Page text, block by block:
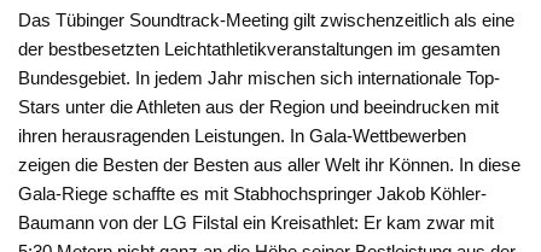
Das Tübinger Soundtrack-Meeting gilt zwischenzeitlich als eine
der bestbesetzten Leichtathletikveranstaltungen im gesamten
Bundesgebiet. In jedem Jahr mischen sich internationale Top-
Stars unter die Athleten aus der Region und beeindrucken mit
ihren herausragenden Leistungen. In Gala-Wettbewerben
zeigen die Besten der Besten aus aller Welt ihr Können. In diese
Gala-Riege schaffte es mit Stabhochspringer Jakob Köhler-
Baumann von der LG Filstal ein Kreisathlet: Er kam zwar mit